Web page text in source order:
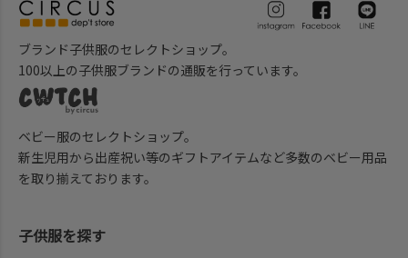
ブランド子供服のセレクトショップ。
100以上の子供服ブランドの通販を行っています。
ベビー服のセレクトショップ。
新生児用から出産祝い等のギフトアイテムなど多数のベビー用品
を取り揃えております。
子供服を探す